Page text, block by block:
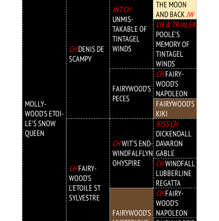
MOLLY­
WOOD’S ETOI­
LE’S SNOW
QUEEN
CHDENIS DE
SCAMPY
INT CH
UNMIS­
TAKABLE OF
TIN­TAGEL
WINDS
THE MOON
AND BACKJW
CH & TRIALER
POO­LE’S
MEMO­RY OF
TIN­TAGEL
WINDS
FAIRY­WOOD’S
PECES
CHFAIRY­
WOOD’S
NAPO­LEON
FAIRY­WOOD’S
KIKI
CHFAIRY­
WOOD’S
L’ETO­ILE ST
SYLV­ESTRE
CHWIT’S END­
WIND­FALFLYN
OHY­SPIRE
BISS CH
DICKEN­DALL
DAVA­RON
GABLE
CHWIND­FALL
LUBBER­LINE
REGA­TTA
FAIRY­WOOD’S
CHFAIRY­
WOOD’S
NAPO­LEON